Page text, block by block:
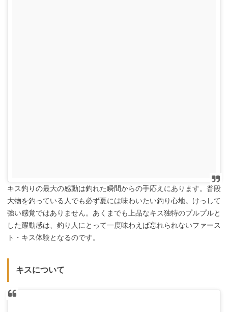
キス釣りの最大の感動は釣れた瞬間からの手応えにあります。普段
大物を釣っている人でも必ず夏には味わいたい釣り心地。けっして
強い感覚ではありません。あくまでも上品なキス独特のプルプルと
した躍動感は、釣り人にとって一度味わえば忘れられないファース
ト・キス体験となるのです。
キスについて